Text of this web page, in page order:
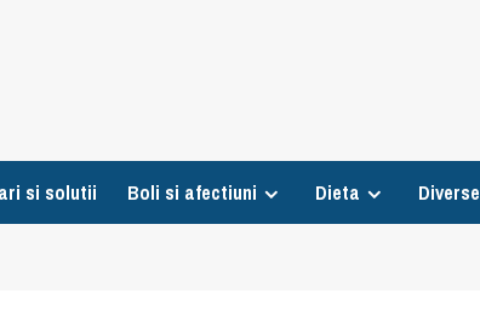
si solutii Boli si afectiuni Dieta Diverse